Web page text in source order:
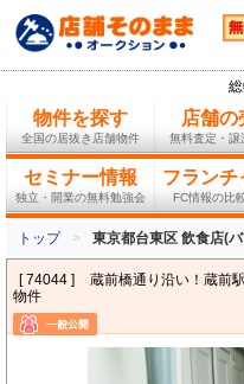
物件を探す
全国の居抜き店舗物件
店舗の
無料査定・譲
セミナー情報
独立・開業の無料勉強会
フランチ
FC情報の比
トップ 東京都台東区 飲食店(
[ 74044 ]
蔵前橋通り沿い！蔵前
物件